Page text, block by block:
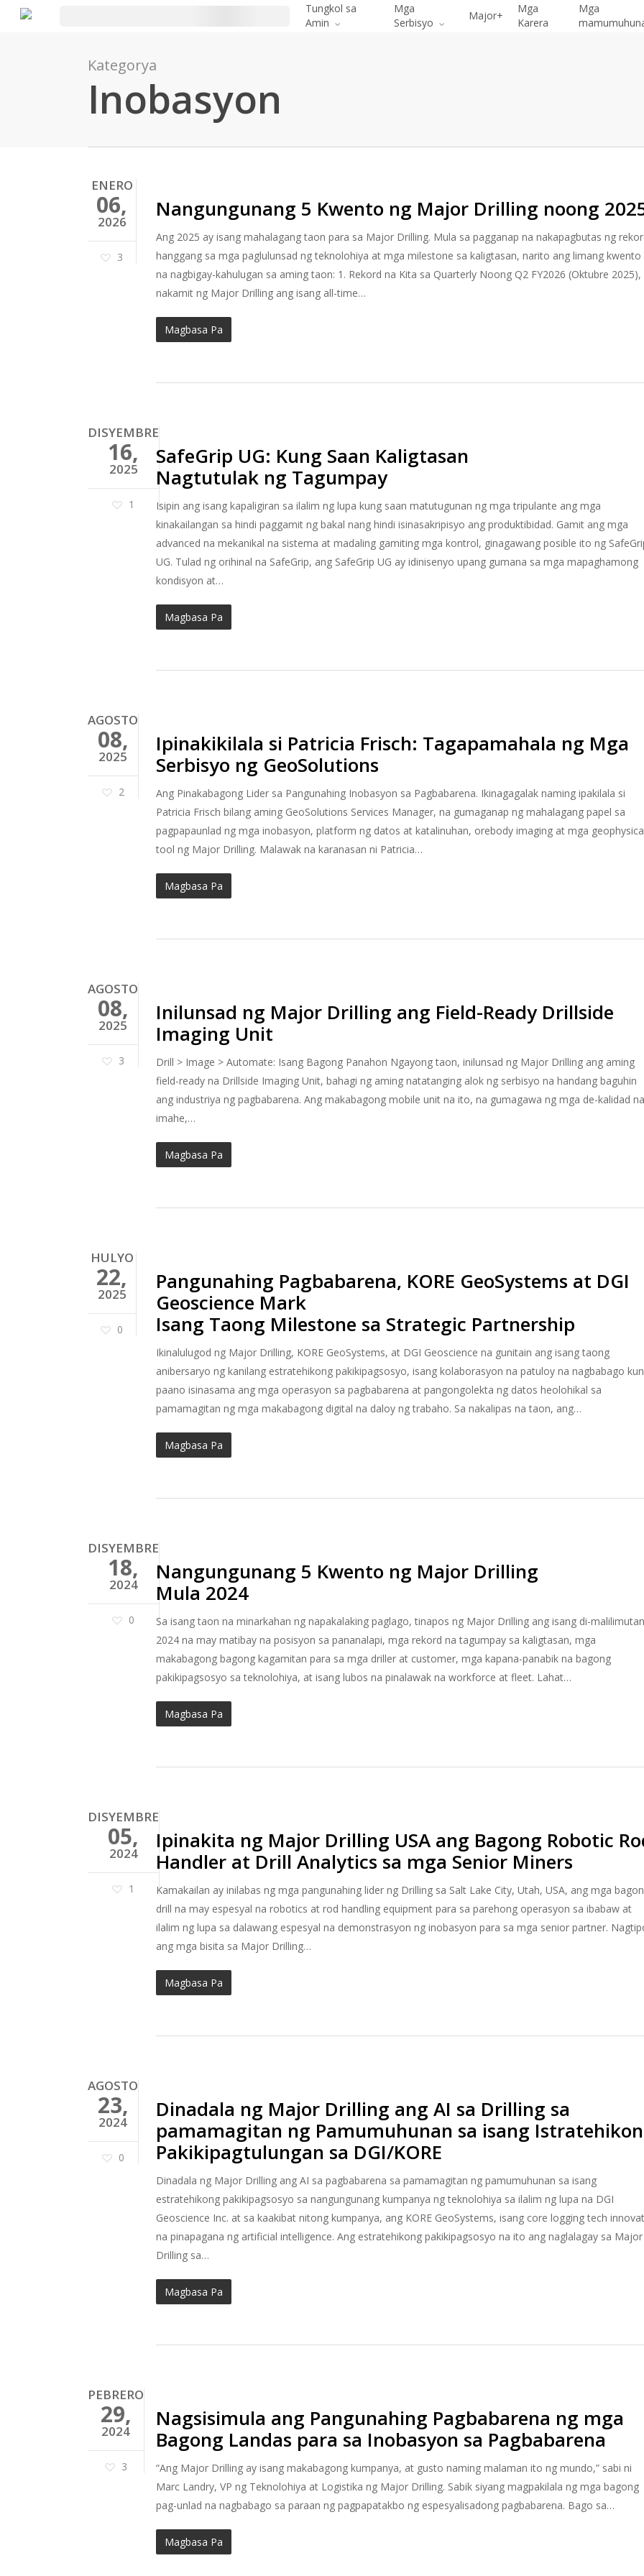
Laktawan
Tungkol sa
Amin
Mga
Serbisyo
Major+
Mga
Karera
Mga
Kategorya
Inobasyon
ENERO
06,
2026
3
Nangungunang 5 Kwento ng Major Drilling noong
Ang 2025 ay isang mahalagang taon para sa Major Drilling. Mula sa pagganap na nakapagbutas ng
hanggang sa mga paglulunsad ng teknolohiya at mga milestone sa kaligtasan, narito ang limang kwento
na nagbigay-kahulugan sa aming taon: 1. Rekord na Kita sa Quarterly Noong Q2 FY2026 (Oktubre 2025),
nakamit ng Major Drilling ang isang all-time…
Magbasa Pa
DISYEMBRE
16,
2025
1
SafeGrip UG: Kung Saan Kaligtasan
Nagtutulak ng Tagumpay
Isipin ang isang kapaligiran sa ilalim ng lupa kung saan matutugunan ng mga tripulante ang mga
kinakailangan sa hindi paggamit ng bakal nang hindi isinasakripisyo ang produktibidad. Gamit ang mga
advanced na mekanikal na sistema at madaling gamiting mga kontrol, ginagawang posible ito ng
UG. Tulad ng orihinal na SafeGrip, ang SafeGrip UG ay idinisenyo upang gumana sa mga mapaghamong
kondisyon at…
Magbasa Pa
AGOSTO
08,
2025
2
Ipinakikilala si Patricia Frisch: Tagapamahala ng Mga
Serbisyo ng GeoSolutions
Ang Pinakabagong Lider sa Pangunahing Inobasyon sa Pagbabarena. Ikinagagalak naming ipakilala si
Patricia Frisch bilang aming GeoSolutions Services Manager, na gumaganap ng mahalagang papel sa
pagpapaunlad ng mga inobasyon, platform ng datos at katalinuhan, orebody imaging at mga
tool ng Major Drilling. Malawak na karanasan ni Patricia…
Magbasa Pa
AGOSTO
08,
2025
3
Inilunsad ng Major Drilling ang Field-Ready Drillside
Imaging Unit
Drill > Image > Automate: Isang Bagong Panahon Ngayong taon, inilunsad ng Major Drilling ang aming
field-ready na Drillside Imaging Unit, bahagi ng aming natatanging alok ng serbisyo na handang baguhin
ang industriya ng pagbabarena. Ang makabagong mobile unit na ito, na gumagawa ng mga de-kalidad na
imahe,…
Magbasa Pa
HULYO
22,
2025
0
Pangunahing Pagbabarena, KORE GeoSystems at DGI
Geoscience Mark
Isang Taong Milestone sa Strategic Partnership
Ikinalulugod ng Major Drilling, KORE GeoSystems, at DGI Geoscience na gunitain ang isang taong
anibersaryo ng kanilang estratehikong pakikipagsosyo, isang kolaborasyon na patuloy na nagbabago
paano isinasama ang mga operasyon sa pagbabarena at pangongolekta ng datos heolohikal sa
pamamagitan ng mga makabagong digital na daloy ng trabaho. Sa nakalipas na taon, ang…
Magbasa Pa
DISYEMBRE
18,
2024
0
Nangungunang 5 Kwento ng Major Drilling
Mula 2024
Sa isang taon na minarkahan ng napakalaking paglago, tinapos ng Major Drilling ang isang di-
2024 na may matibay na posisyon sa pananalapi, mga rekord na tagumpay sa kaligtasan, mga
makabagong bagong kagamitan para sa mga driller at customer, mga kapana-panabik na bagong
pakikipagsosyo sa teknolohiya, at isang lubos na pinalawak na workforce at fleet. Lahat…
Magbasa Pa
DISYEMBRE
05,
2024
1
Ipinakita ng Major Drilling USA ang Bagong Robotic
Handler at Drill Analytics sa mga Senior Miners
Kamakailan ay inilabas ng mga pangunahing lider ng Drilling sa Salt Lake City, Utah, USA, ang mga
drill na may espesyal na robotics at rod handling equipment para sa parehong operasyon sa ibabaw at
ilalim ng lupa sa dalawang espesyal na demonstrasyon ng inobasyon para sa mga senior partner.
ang mga bisita sa Major Drilling…
Magbasa Pa
AGOSTO
23,
2024
0
Dinadala ng Major Drilling ang AI sa Drilling sa
pamamagitan ng Pamumuhunan sa isang
Pakikipagtulungan sa DGI/KORE
Dinadala ng Major Drilling ang AI sa pagbabarena sa pamamagitan ng pamumuhunan sa isang
estratehikong pakikipagsosyo sa nangungunang kumpanya ng teknolohiya sa ilalim ng lupa na DGI
Geoscience Inc. at sa kaakibat nitong kumpanya, ang KORE GeoSystems, isang core logging tech
na pinapagana ng artificial intelligence. Ang estratehikong pakikipagsosyo na ito ang naglalagay sa Major
Drilling sa…
Magbasa Pa
PEBRERO
29,
2024
3
Nagsisimula ang Pangunahing Pagbabarena ng mga
Bagong Landas para sa Inobasyon sa Pagbabarena
“Ang Major Drilling ay isang makabagong kumpanya, at gusto naming malaman ito ng mundo,” sabi ni
Marc Landry, VP ng Teknolohiya at Logistika ng Major Drilling. Sabik siyang magpakilala ng mga bagong
pag-unlad na nagbabago sa paraan ng pagpapatakbo ng espesyalisadong pagbabarena. Bago sa…
Magbasa Pa